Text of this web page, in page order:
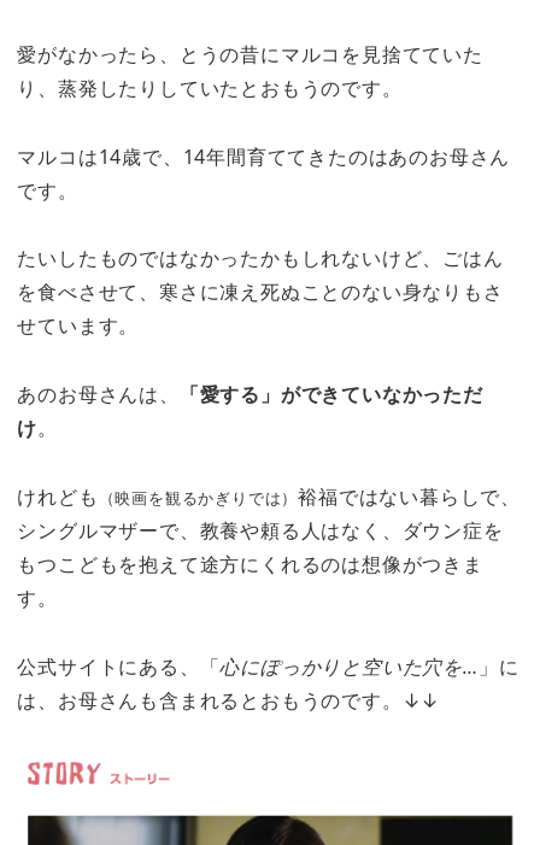
愛がなかったら、とうの昔にマルコを見捨てていた
り、蒸発したりしていたとおもうのです。
マルコは14歳で、14年間育ててきたのはあのお母さん
です。
たいしたものではなかったかもしれないけど、ごはん
を食べさせて、寒さに凍え死ぬことのない身なりもさ
せています。
あのお母さんは、
「愛する」ができていなかっただ
け。
けれども （映画を観るかぎりでは）裕福ではない暮らしで、
シングルマザーで、教養や頼る人はなく、ダウン症を
もつこどもを抱えて途方にくれるのは想像がつきま
す。
公式サイトにある、「心にぽっかりと空いた穴を… 」に
は、お母さんも含まれるとおもうのです。↓↓